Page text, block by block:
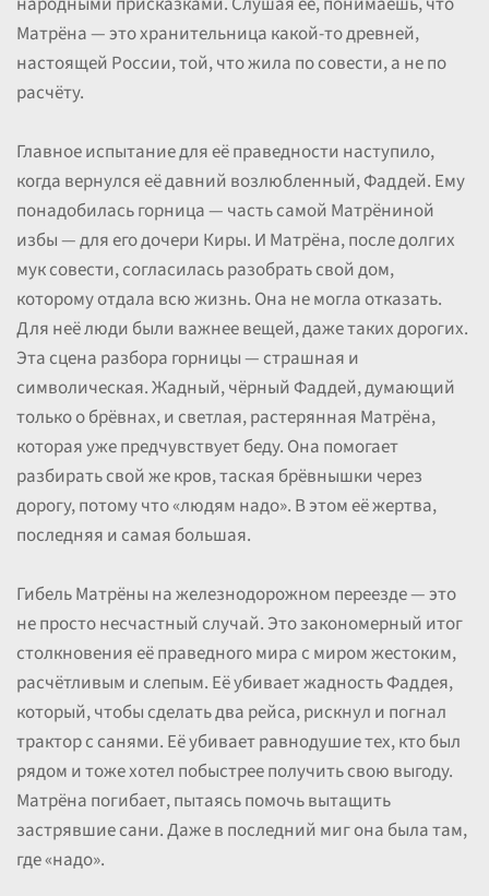
Матрёна — это хранительница какой-то древней,
настоящей России, той, что жила по совести, а не по
расчёту.
Главное испытание для её праведности наступило,
когда вернулся её давний возлюбленный, Фаддей. Ему
понадобилась горница — часть самой Матрёниной
избы — для его дочери Киры. И Матрёна, после долгих
мук совести, согласилась разобрать свой дом,
которому отдала всю жизнь. Она не могла отказать.
Для неё люди были важнее вещей, даже таких дорогих.
Эта сцена разбора горницы — страшная и
символическая. Жадный, чёрный Фаддей, думающий
только о брёвнах, и светлая, растерянная Матрёна,
которая уже предчувствует беду. Она помогает
разбирать свой же кров, таская брёвнышки через
дорогу, потому что «людям надо». В этом её жертва,
последняя и самая большая.
Гибель Матрёны на железнодорожном переезде — это
не просто несчастный случай. Это закономерный итог
столкновения её праведного мира с миром жестоким,
расчётливым и слепым. Её убивает жадность Фаддея,
который, чтобы сделать два рейса, рискнул и погнал
трактор с санями. Её убивает равнодушие тех, кто был
рядом и тоже хотел побыстрее получить свою выгоду.
Матрёна погибает, пытаясь помочь вытащить
застрявшие сани. Даже в последний миг она была там,
где «надо».